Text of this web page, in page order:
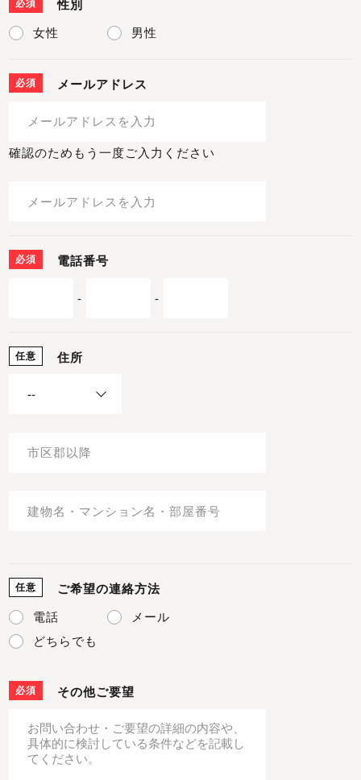
必須 性別
女性 男性
必須 メールアドレス
確認のためもう一度ご入力ください
必須 電話番号
- -
任意 住所
任意 ご希望の連絡方法
電話
メール
どちらでも
必須 その他ご要望